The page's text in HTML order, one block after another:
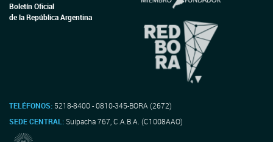
Boletín Oficial
de la República Argentina
TELÉFONOS: 5218-8400 - 0810-345-BORA (2672)
SEDE CENTRAL:Suipacha 767, C.A.B.A. (C1008AAO)